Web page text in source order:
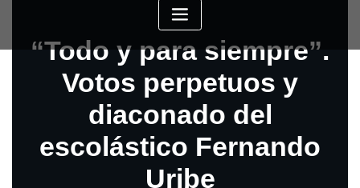
“Todo y para siempre”.
Votos perpetuos y
diaconado del
escolástico Fernando
Uribe